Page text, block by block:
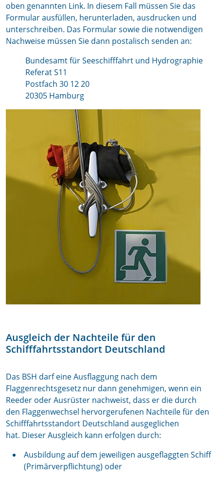
oben genannten Link. In diesem Fall müssen Sie das
Formular ausfüllen, herunterladen, ausdrucken und
unterschreiben. Das Formular sowie die notwendigen
Nachweise müssen Sie dann postalisch senden an:
Bundesamt für Seeschifffahrt und Hydrographie
Referat S11
Postfach 30 12 20
20305 Hamburg
Ausgleich der Nachteile für den
Schifffahrtsstandort Deutschland
Das BSH darf eine Ausflaggung nach dem
Flaggenrechtsgesetz nur dann genehmigen, wenn ein
Reeder oder Ausrüster nachweist, dass er die durch
den Flaggenwechsel hervorgerufenen Nachteile für den
Schifffahrtsstandort Deutschland ausgeglichen
hat. Dieser Ausgleich kann erfolgen durch:
Ausbildung auf dem jeweiligen ausgeflaggten Schiff
(Primärverpflichtung) oder